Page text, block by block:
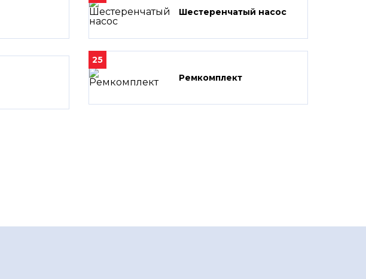
Шестеренчатый насос
25
Ремкомплект